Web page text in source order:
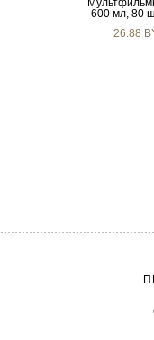
600 мл, 80
26.88